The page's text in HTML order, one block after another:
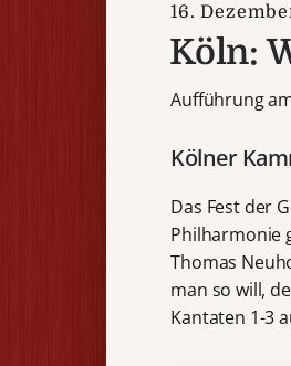
16.
Köln:
Aufführung
Kölner
Das Fest der
Philharmonie
Thomas
man so will,
Kantaten 1-3